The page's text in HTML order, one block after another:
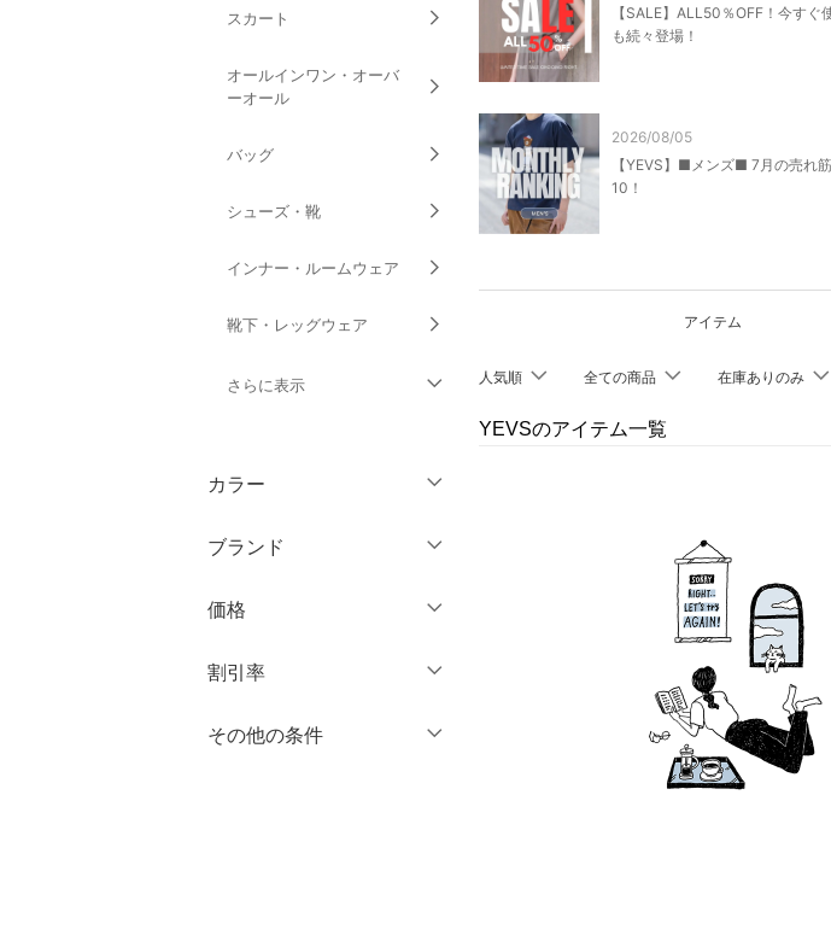
スカート
オールインワン・オーバ
ーオール
バッグ
シューズ・靴
インナー・ルームウェア
靴下・レッグウェア
さらに表示
アクセサリー・腕時計
財布・ポーチ・ケース
帽子
ヘアアクセサリー
マタニティウェア・ベビ
ー用品
カラー
クリア
ブランド
価格
絞り込み
割引率
％OFF～ ％OFF
その他の条件
【SALE】ALL50％OFF！今すぐ
も続々登場！
2026/08/05
【YEVS】■メンズ■ 7月の売れ
10！
アイテム
人気順 全ての商品 在庫ありのみ
YEVSのアイテム一覧